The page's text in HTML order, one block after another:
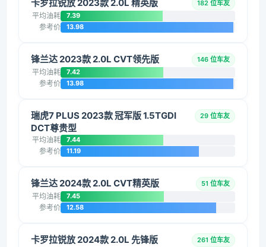
卡罗拉锐放 2023款 2.0L 精英版 182 位车友
平均油耗 7.39
参考价 13.98
锋兰达 2023款 2.0L CVT领先版 146 位车友
平均油耗 7.42
参考价 13.98
瑞虎7 PLUS 2023款 冠军版 1.5TGDI
DCT尊贵型
29 位车友
平均油耗 7.44
参考价 11.19
锋兰达 2024款 2.0L CVT精英版 51 位车友
平均油耗 7.45
参考价 12.58
卡罗拉锐放 2024款 2.0L 先锋版 261 位车友